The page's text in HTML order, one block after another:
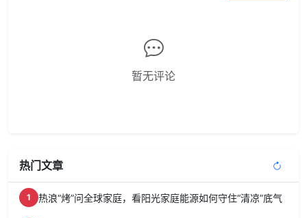
暂无评论
热门文章
1 热浪“烤”问全球家庭，看阳光家庭能源如何守住“清凉”底气